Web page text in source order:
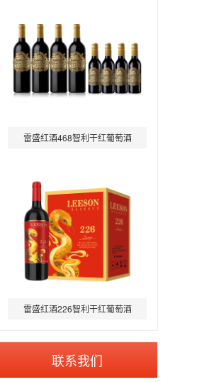
雷盛红酒468智利干红葡萄酒
雷盛红酒226智利干红葡萄酒
联系我们